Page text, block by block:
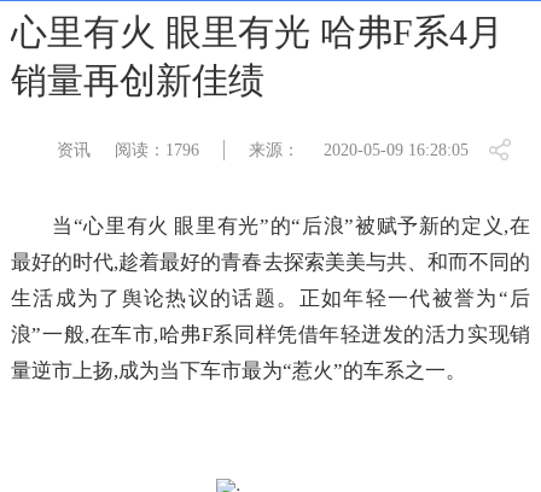
心里有火 眼里有光 哈弗F系4月
销量再创新佳绩
资讯 阅读：1796 来源： 2020-05-09 16:28:05
当“心里有火 眼里有光”的“后浪”被赋予新的定义,在
最好的时代,趁着最好的青春去探索美美与共、和而不同的
生活成为了舆论热议的话题。正如年轻一代被誉为“后
浪”一般,在车市,哈弗F系同样凭借年轻迸发的活力实现销
量逆市上扬,成为当下车市最为“惹火”的车系之一。